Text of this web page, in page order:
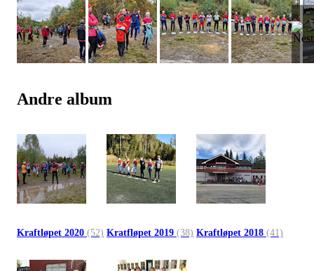
Andre album
Kraftløpet 2020 (52) Kratfløpet 2019 (38) Kraftløpet 2018 (41)